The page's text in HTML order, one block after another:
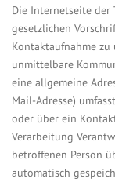
Die Internetseite der
gesetzlichen
Kontaktaufnahme zu
unmittelbare
eine allgemeine
Mail-Adresse)
oder über ein
Verarbeitung
betroffenen Person
automatisch